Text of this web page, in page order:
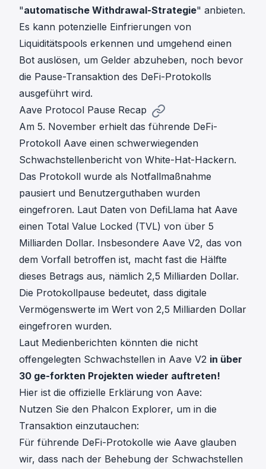
"automatische Withdrawal-Strategie" anbieten.
Es kann potenzielle Einfrierungen von
Liquiditätspools erkennen und umgehend einen
Bot auslösen, um Gelder abzuheben, noch bevor
die Pause-Transaktion des DeFi-Protokolls
ausgeführt wird.
Aave Protocol Pause Recap
Am 5. November erhielt das führende DeFi-
Protokoll Aave einen schwerwiegenden
Schwachstellenbericht von White-Hat-Hackern.
Das Protokoll wurde als Notfallmaßnahme
pausiert und Benutzerguthaben wurden
eingefroren. Laut Daten von DefiLlama hat Aave
einen Total Value Locked (TVL) von über 5
Milliarden Dollar. Insbesondere Aave V2, das von
dem Vorfall betroffen ist, macht fast die Hälfte
dieses Betrags aus, nämlich 2,5 Milliarden Dollar.
Die Protokollpause bedeutet, dass digitale
Vermögenswerte im Wert von 2,5 Milliarden Dollar
eingefroren wurden.
Laut Medienberichten könnten die nicht
offengelegten Schwachstellen in Aave V2 in über
30 ge-forkten Projekten wieder auftreten!
Hier ist die offizielle Erklärung von Aave:
Nutzen Sie den Phalcon Explorer, um in die
Transaktion einzutauchen:
Für führende DeFi-Protokolle wie Aave glauben
wir, dass nach der Behebung der Schwachstellen